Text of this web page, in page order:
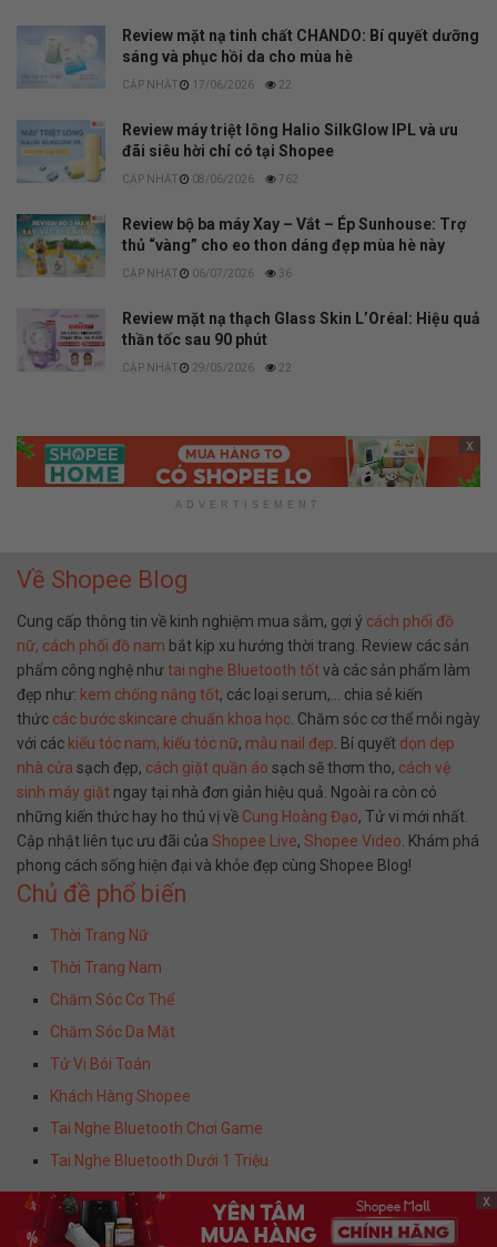
Review mặt nạ tinh chất CHANDO: Bí quyết dưỡng
sáng và phục hồi da cho mùa hè
17/06/2026 22
Review máy triệt lông Halio SilkGlow IPL và ưu
đãi siêu hời chỉ có tại Shopee
08/06/2026 762
Review bộ ba máy Xay – Vắt – Ép Sunhouse: Trợ
thủ “vàng” cho eo thon dáng đẹp mùa hè này
06/07/2026 36
Review mặt nạ thạch Glass Skin L’Oréal: Hiệu quả
thần tốc sau 90 phút
29/05/2026 22
x
ADVERTISEMENT
Về Shopee Blog
Cung cấp thông tin về kinh nghiệm mua sắm, gợi ý cách phối đồ
nữ, cách phối đồ nam bắt kịp xu hướng thời trang. Review các sản
phẩm công nghệ nhưtai nghe Bluetooth tốtvà các sản phẩm làm
đẹp như: kem chống nắng tốt, các loại serum,… chia sẻ kiến
thức các bước skincare chuẩn khoa học. Chăm sóc cơ thể mỗi ngày
với các kiểu tóc nam, kiểu tóc nữ, mẫu nail đẹp. Bí quyết dọn dẹp
nhà cửa sạch đẹp, cách giặt quần áo sạch sẽ thơm tho, cách vệ
sinh máy giặt ngay tại nhà đơn giản hiệu quả. Ngoài ra còn có
những kiến thức hay ho thú vị về Cung Hoàng Đạo, Tử vi mới nhất.
Cập nhật liên tục ưu đãi của Shopee Live, Shopee Video. Khám phá
phong cách sống hiện đại và khỏe đẹp cùng Shopee Blog!
Chủ đề phổ biến
Thời Trang Nữ
Thời Trang Nam
Chăm Sóc Cơ Thể
Chăm Sóc Da Mặt
Tử Vi Bói Toán
Khách Hàng Shopee
Tai Nghe Bluetooth Chơi Game
Tai Nghe Bluetooth Dưới 1 Triệu
Miễn Trừ Trách Nhiệm
x